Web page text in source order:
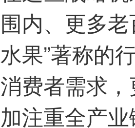
内、更多
果”著称的
费者需求
注重全产